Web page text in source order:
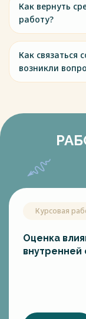
Как вернуть
работу?
Как связаться
возникли
Курсовая
Оценка
внутренней